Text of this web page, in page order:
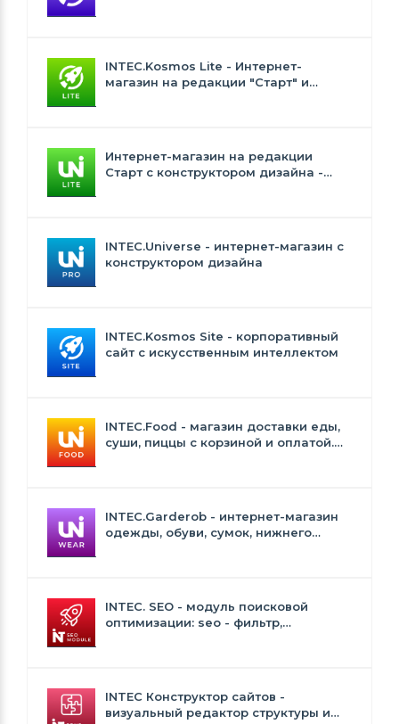
INTEC.Kosmos Lite - Интернет-
магазин на редакции "Старт" и
Интернет-магазин на редакции
Старт с конструктором дизайна -
INTEC.Universe - интернет-магазин с
конструктором дизайна
INTEC.Kosmos Site - корпоративный
сайт с искусственным интеллектом
INTEC.Food - магазин доставки еды,
суши, пиццы с корзиной и оплатой.
INTEC.Garderob - интернет-магазин
одежды, обуви, сумок, нижнего
INTEC. SEO - модуль поисковой
оптимизации: seo - фильтр,
INTEC Конструктор сайтов -
визуальный редактор структуры и